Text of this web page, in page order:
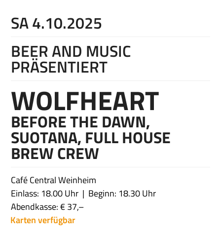
SA 4.10.2025
BEER AND MUSIC
PRÄSENTIERT
WOLFHEART
BEFORE THE DAWN,
SUOTANA, FULL HOUSE
BREW CREW
Café Central Weinheim
Einlass: 18.00 Uhr
Beginn: 18.30 Uhr
Abendkasse: € 37,–
Karten verfügbar